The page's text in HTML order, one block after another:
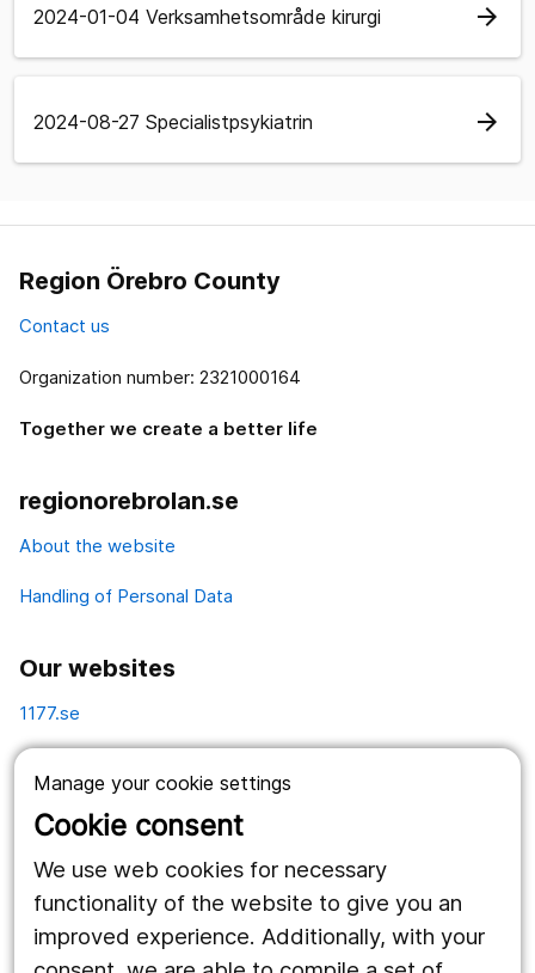
Manage your cookie settings
Cookie consent
We use web cookies for necessary
functionality of the website to give you an
improved experience. Additionally, with your
2024-01-04 Verksamhetsområde kirurgi arrow_forward
2024-08-27 Specialistpsykiatrin arrow_forward
Region Örebro County
Contact us
Organization number: 2321000164
Together we create a better life
regionorebrolan.se
About the website
Handling of Personal Data
Our websites
1177.se
Vårdgivare
Utveckling
Follow us